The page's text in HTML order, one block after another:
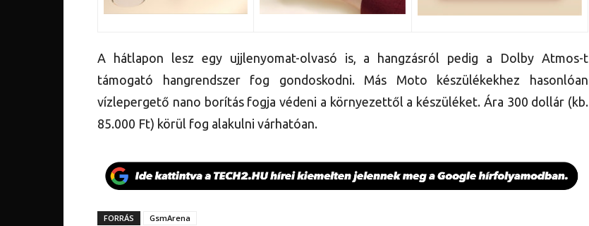
A hátlapon lesz egy ujjlenyomat-olvasó is, a hangzásról pedig a Dolby Atmos-t
támogató hangrendszer fog gondoskodni. Más Moto készülékekhez hasonlóan
vízlepergető nano borítás fogja védeni a környezettől a készüléket. Ára 300 dollár (kb.
85.000 Ft) körül fog alakulni várhatóan.
FORRÁS GsmArena